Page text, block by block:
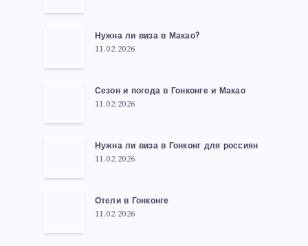
Нужна ли виза в Макао?
11.02.2026
Сезон и погода в Гонконге и Макао
11.02.2026
Нужна ли виза в Гонконг для россиян
11.02.2026
Отели в Гонконге
11.02.2026